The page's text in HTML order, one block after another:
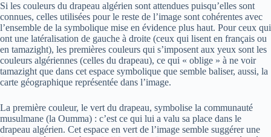
Si les couleurs du drapeau algérien sont attendues puisqu’elles sont
connues, celles utilisées pour le reste de l’image sont cohérentes avec
l’ensemble de la symbolique mise en évidence plus haut. Pour ceux qui
ont une latéralisation de gauche à droite (ceux qui lisent en français ou
en tamazight), les premières couleurs qui s’imposent aux yeux sont les
couleurs algériennes (celles du drapeau), ce qui « oblige » à ne voir
tamazight que dans cet espace symbolique que semble baliser, aussi, la
carte géographique représentée dans l’image.
La première couleur, le vert du drapeau, symbolise la communauté
musulmane (la Oumma) : c’est ce qui lui a valu sa place dans le
drapeau algérien. Cet espace en vert de l’image semble suggérer une